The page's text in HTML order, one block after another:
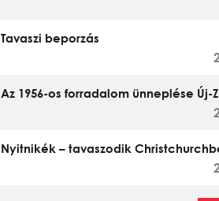
Tavaszi beporzás
Az 1956-os forradalom ünneplése Új-
Nyitnikék – tavaszodik